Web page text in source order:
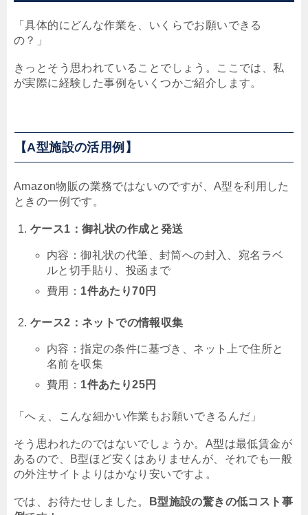
「具体的にどんな作業を、いくらでお願いできる
の？」
きっとそう思われていることでしょう。ここでは、私
が実際に経験した事例をいくつかご紹介します。
【A型施設の活用例】
Amazon物販の業務ではないのですが、A型を利用した
ときの一例です。
ケース1：御礼状の作成と発送
内容：御礼状の代筆、封筒への封入、宛名ラベ
ルと切手貼り、投函まで
費用： 1件あたり70円
ケース2：ネットでの情報収集
内容：指定の条件に基づき、ネット上で住所と
名前を収集
費用： 1件あたり25円
「へぇ、こんな細かい作業もお願いできるんだ」
そう思われたのではないでしょうか。A型は最低賃金が
あるので、B型ほど安くはありませんが、それでも一般
の外注サイトよりはかなり安いですよ。
では、お待たせしました。
B型施設の驚きの低コスト事